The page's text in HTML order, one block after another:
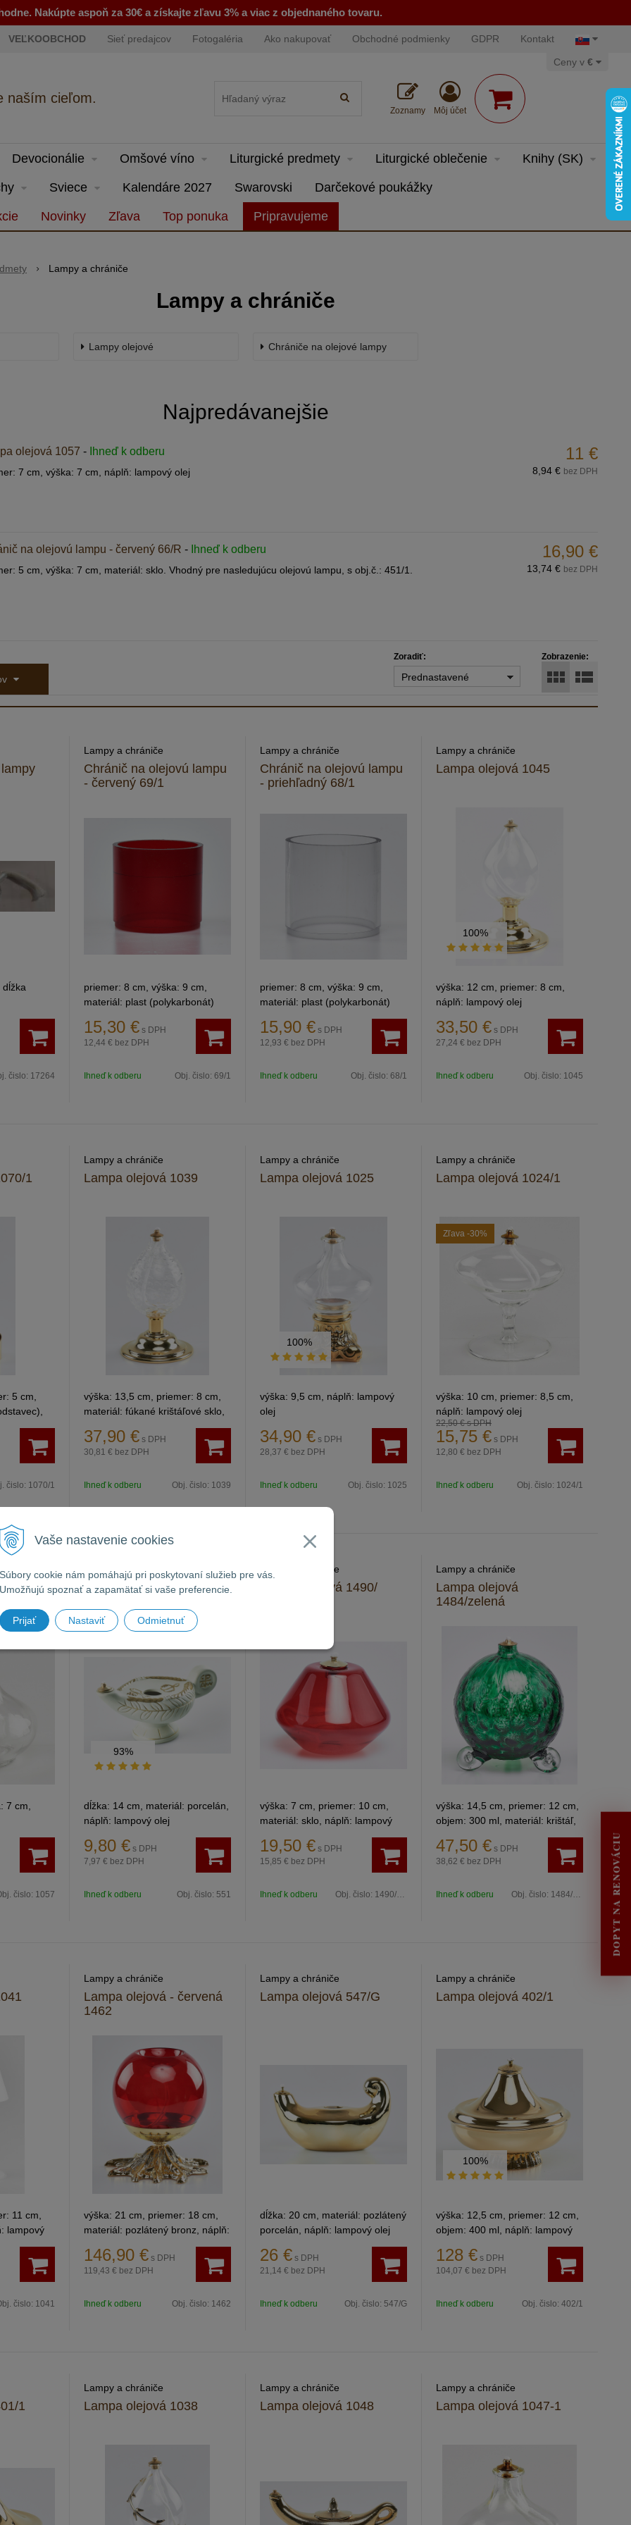
Nakúpte aspoň za 30€ a získajte zľavu 3% a viac z objednaného tovaru.
Vaše nastavenie cookies
Súbory cookie nám pomáhajú pri poskytovaní služieb pre vás.
Umožňujú spoznať a zapamätať si vaše preferencie.
Prijať Nastaviť Odmietnuť
DOPYT NA RENOVÁCIU
naším cieľom.
Zoznamy Môj účet
VEĽKOOBCHOD Sieť predajcov Fotogaléria Ako nakupovať Obchodné podmienky GDPR Kontakt
Ceny v €
Lampy a chrániče
Lampy a chrániče
Lampy olejové Chrániče na olejové lampy
Najpredávanejšie
olejová 1057 - Ihneď k odberu
7 cm, výška: 7 cm, náplň: lampový olej
11 €
8,94 € bez DPH
na olejovú lampu - červený 66/R - Ihneď k odberu
5 cm, výška: 7 cm, materiál: sklo. Vhodný pre nasledujúcu olejovú lampu, s obj.č.: 451/1.
16,90 €
13,74 € bez DPH
Zobrazenie:
Zoradiť:
Prednastavené
čislo: 17264
Lampy a chrániče
Chránič na olejovú lampu
- červený 69/1
priemer: 8 cm, výška: 9 cm,
materiál: plast (polykarbonát)
15,30 € s DPH
12,44 € bez DPH
Ihneď k odberu Obj. čislo: 69/1
Lampy a chrániče
Chránič na olejovú lampu
- priehľadný 68/1
priemer: 8 cm, výška: 9 cm,
materiál: plast (polykarbonát)
15,90 € s DPH
12,93 € bez DPH
Ihneď k odberu Obj. čislo: 68/1
Lampy a chrániče
Lampa olejová 1045
100%
výška: 12 cm, priemer: 8 cm,
náplň: lampový olej
33,50 € s DPH
27,24 € bez DPH
Ihneď k odberu Obj. čislo: 1045
1
5 cm,
čislo: 1070/1
Lampy a chrániče
Lampa olejová 1039
výška: 13,5 cm, priemer: 8 cm,
materiál: fúkané krištáľové sklo,
37,90 € s DPH
30,81 € bez DPH
Ihneď k odberu Obj. čislo: 1039
Lampy a chrániče
Lampa olejová 1025
100%
výška: 9,5 cm, náplň: lampový
olej
34,90 € s DPH
28,37 € bez DPH
Ihneď k odberu Obj. čislo: 1025
Lampy a chrániče
Lampa olejová 1024/1
Zľava -30%
výška: 10 cm, priemer: 8,5 cm,
náplň: lampový olej
22,50 €s DPH
15,75 € s DPH
12,80 € bez DPH
Ihneď k odberu Obj. čislo: 1024/1
7 cm,
čislo: 1057
Lampy a chrániče
Lampa olejová 551
93%
dĺžka: 14 cm, materiál: porcelán,
náplň: lampový olej
9,80 € s DPH
7,97 € bez DPH
Ihneď k odberu Obj. čislo: 551
Lampy a chrániče
Lampa olejová 1490/
výška: 7 cm, priemer: 10 cm,
materiál: sklo, náplň: lampový
19,50 € s DPH
15,85 € bez DPH
Ihneď k odberu Obj. čislo: 1490/červená
Lampy a chrániče
Lampa olejová
1484/zelená
výška: 14,5 cm, priemer: 12 cm,
objem: 300 ml, materiál: krištáľ,
47,50 € s DPH
38,62 € bez DPH
Ihneď k odberu Obj. čislo: 1484/zelená
11 cm,
lampový
čislo: 1041
Lampy a chrániče
Lampa olejová - červená
1462
výška: 21 cm, priemer: 18 cm,
materiál: pozlátený bronz, náplň:
lampový olej. Lampu je možné
zakúpiť aj samostatne bez
podstavca (obj.č.: 492).
146,90 € s DPH
119,43 € bez DPH
Ihneď k odberu Obj. čislo: 1462
Lampy a chrániče
Lampa olejová 547/G
dĺžka: 20 cm, materiál: pozlátený
porcelán, náplň: lampový olej
26 € s DPH
21,14 € bez DPH
Ihneď k odberu Obj. čislo: 547/G
Lampy a chrániče
Lampa olejová 402/1
100%
výška: 12,5 cm, priemer: 12 cm,
objem: 400 ml, náplň: lampový
128 € s DPH
104,07 € bez DPH
Ihneď k odberu Obj. čislo: 402/1
1
Lampy a chrániče
Lampa olejová 1038
Lampy a chrániče
Lampa olejová 1048
Lampy a chrániče
Lampa olejová 1047-1
Devocionálie Omšové víno Liturgické predmety Liturgické oblečenie Knihy (SK)
Sviece Kalendáre 2027 Swarovski Darčekové poukážky
Novinky Zľava Top ponuka Pripravujeme